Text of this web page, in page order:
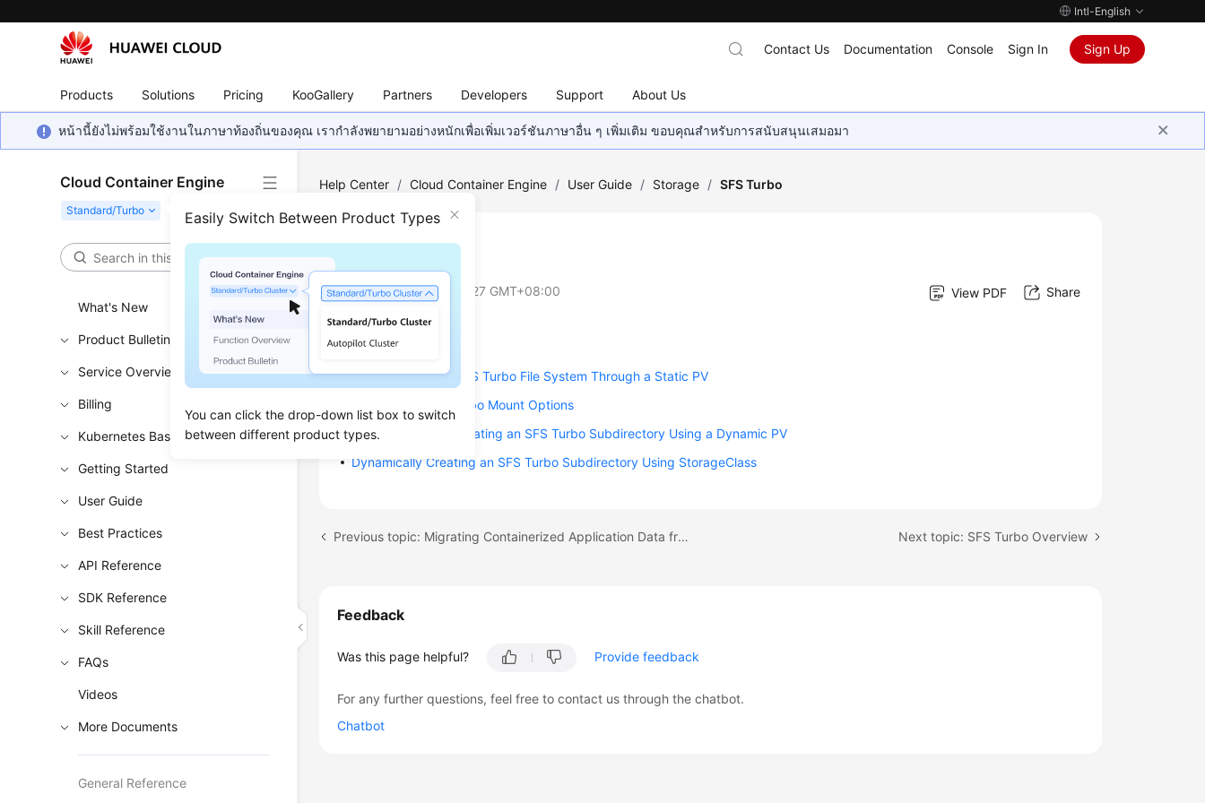
Intl-English
Products Solutions Pricing KooGallery Partners Developers Support About Us
Contact Us Documentation Console Sign In Sign Up
หน้านี้ยังไม่พร้อมใช้งานในภาษาท้องถิ่นของคุณ เรากำลังพยายามอย่างหนักเพื่อเพิ่มเวอร์ชันภาษาอื่น ๆ เพิ่มเติม ขอบคุณสำหรับการสนับสนุนเสมอมา
Cloud Container Engine
Easily Switch Between Product Types
You can click the drop-down list box to switch
between different product types.
What's New
Product Bulletin
Service Overview
Billing
Kubernetes Basics
Getting Started
User Guide
Best Practices
API Reference
SDK Reference
Skill Reference
FAQs
Videos
More Documents
General Reference
Help Center / Cloud Container Engine / User Guide / Storage / SFS Turbo
SFS Turbo
Updated on2025-04-27 GMT+08:00 View PDF Share
SFS Turbo Overview
Using an Existing SFS Turbo File System Through a Static PV
Configuring SFS Turbo Mount Options
(Recommended) Creating an SFS Turbo Subdirectory Using a Dynamic PV
Dynamically Creating an SFS Turbo Subdirectory Using StorageClass
Previous topic: Migrating Containerized Application Data from SFS 1.0 to a General Purpose File System (SFS 3.0 Capacity-Oriented) or SFS Turbo Next topic: SFS Turbo Overview
Feedback
Was this page helpful? Provide feedback
For any further questions, feel free to contact us through the chatbot.
Chatbot